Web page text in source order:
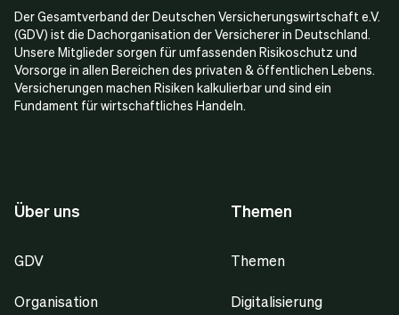
Der Gesamtverband der Deutschen Versicherungswirtschaft e.V.
(GDV) ist die Dachorganisation der Versicherer in Deutschland.
Unsere Mitglieder sorgen für umfassenden Risikoschutz und
Vorsorge in allen Bereichen des privaten & öffentlichen Lebens.
Versicherungen machen Risiken kalkulierbar und sind ein
Fundament für wirtschaftliches Handeln.
Über uns
GDV
Organisation
Themen
Themen
Digitalisierung